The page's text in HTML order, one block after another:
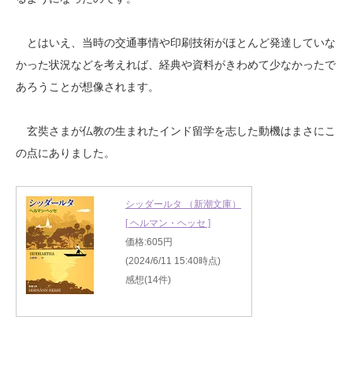
とはいえ、当時の交通事情や印刷技術がほとんど発達していな
かった状況などを考えれば、経典や資料がきわめて少なかったで
あろうことが想像されます。
玄奘さまが仏教の生まれたインド留学を志した動機はまさにこ
の点にありました。
シッダールタ （新潮文庫）
[ ヘルマン・ヘッセ ]
価格:605円
(2024/6/11 15:40時点)
感想(14件)